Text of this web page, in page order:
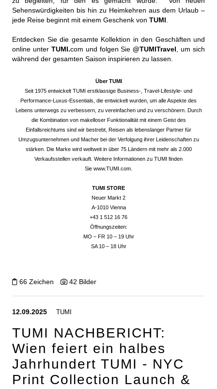
Sehenswürdigkeiten bis hin zu Heimkehren aus dem Urlaub –
jede Reise beginnt mit einem Geschenk von TUMI
Entdecken Sie die gesamte Kollektion in den Geschäften und
online unter TUMI.com und folgen Sie @TUMITravel , um sich
während der gesamten Saison inspirieren zu lassen.
Über TUMI
Seit 1975 entwickelt TUMI erstklassige Business-, Travel-Lifestyle- und
Performance-Luxus-Essentials, die entwickelt wurden, um alle Aspekte des
Lebens unterwegs zu verbessern, zu vereinfachen und zu verschönern. Durch
die Kombination von makelloser Funktionalität mit einem Geist des
Einfallsreichtums sind wir bestrebt, Reisen als lebenslanger Partner für
Umzugsunternehmen und Macher bei der Verfolgung ihrer Leidenschaften zu
stärken. Die Marke wird weltweit in über 75 Ländern mit mehr als 2.000
Verkaufsstellen verkauft. Weitere Informationen zu TUMI finden
Sie www.TUMI.com
TUMI STORE
Neuer Markt 2
A-1010 Vienna
+43 1 512 16 76
Öffnungszeiten:
MO – FR 10 – 19 Uhr
SA 10 – 18 Uhr
66 Zeichen 42 Bilder
12.09.2025 TUMI
TUMI NACHBERICHT:
Wien feiert ein halbes
Jahrhundert TUMI - NYC
Print Collection Launch &